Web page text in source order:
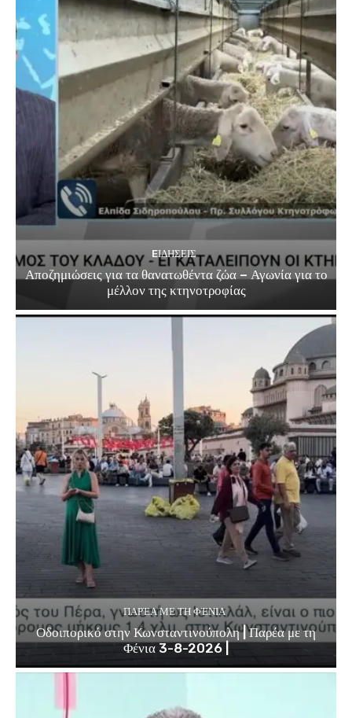
EΙΔΗΣΕΙΣ
Αποζημιώσεις για τα θανατωθέντα ζώα – Αγωνία για το
μέλλον της κτηνοτροφίας
ΠΑΡΈΑ ΜΕ ΤΗ ΦΈΝΙΑ
Οδοιπορικό στην Κωνσταντινούπολη | Παρέα με τη
Φένια 3-8-2026 |